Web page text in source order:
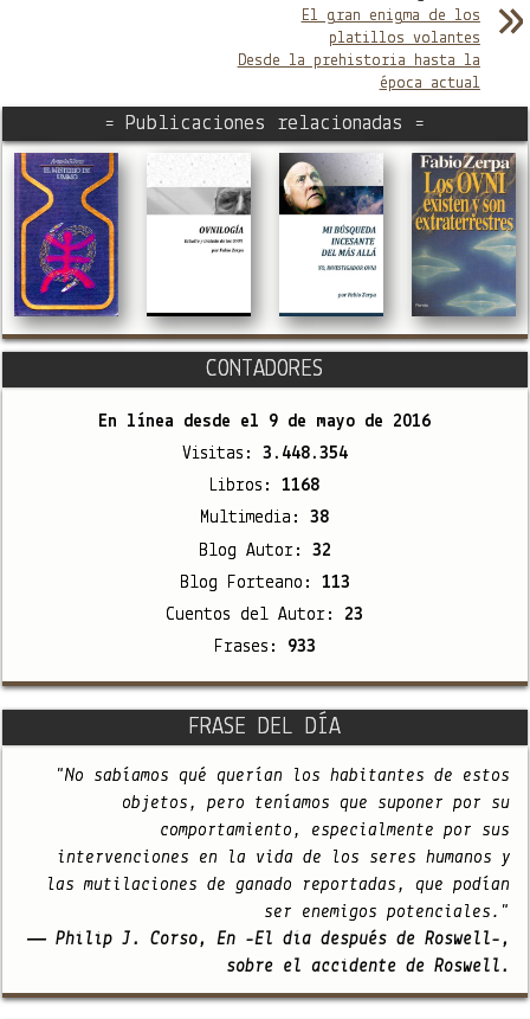
El gran enigma de los
platillos volantes
Desde la prehistoria hasta la
época actual
= Publicaciones relacionadas =
CONTADORES
En línea desde el 9 de mayo de 2016
Visitas: 3.448.354
Libros:1168
Multimedia:38
Blog Autor: 32
Blog Forteano: 113
Cuentos del Autor: 23
Frases: 933
FRASE DEL DÍA
"No sabíamos qué querían los habitantes de estos
objetos, pero teníamos que suponer por su
comportamiento, especialmente por sus
intervenciones en la vida de los seres humanos y
las mutilaciones de ganado reportadas, que podían
ser enemigos potenciales."
— Philip J. Corso, En -El día después de Roswell-,
sobre el accidente de Roswell.